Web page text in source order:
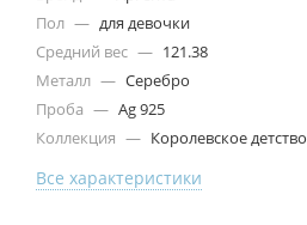
Пол — для девочки
Средний вес — 121.38
Металл — Серебро
Проба — Ag 925
Коллекция — Королевское детство
Все характеристики